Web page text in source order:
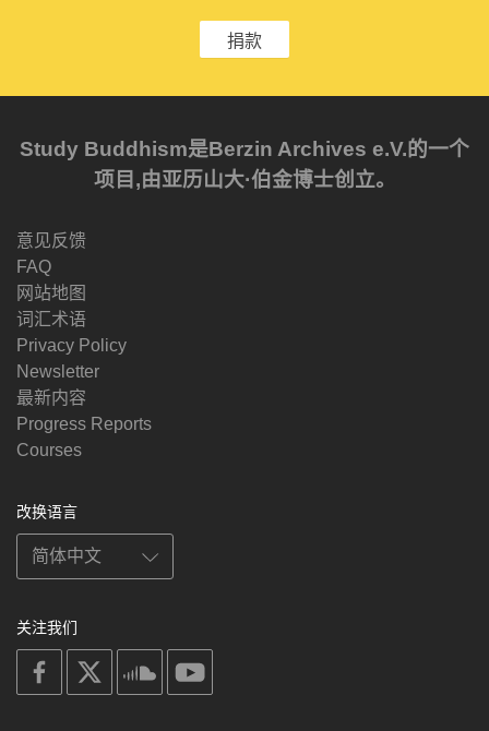
捐款
Study Buddhism是Berzin Archives e.V.的一个
项目,由亚历山大·伯金博士创立。
意见反馈
FAQ
网站地图
词汇术语
Privacy Policy
Newsletter
最新内容
Progress Reports
Courses
改换语言
关注我们
on
facebook
soundcloud